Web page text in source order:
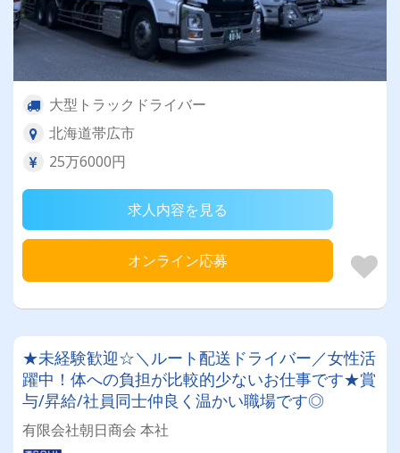
大型トラックドライバー
北海道帯広市
25万6000円
求人内容を見る
オンライン応募
★未経験歓迎☆＼ルート配送ドライバー／女性活
躍中！体への負担が比較的少ないお仕事です★賞
与/昇給/社員同士仲良く温かい職場です◎
有限会社朝日商会 本社